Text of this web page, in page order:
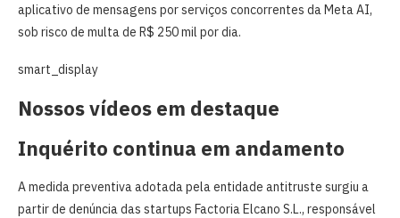
aplicativo de mensagens por serviços concorrentes da Meta AI,
sob risco de multa de R$ 250 mil por dia.
smart_display
Nossos vídeos em destaque
Inquérito continua em andamento
A medida preventiva adotada pela entidade antitruste surgiu a
partir de denúncia das startups Factoria Elcano S.L., responsável